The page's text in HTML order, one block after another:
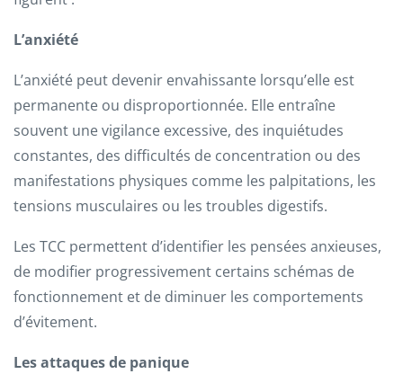
L’anxiété
L’anxiété peut devenir envahissante lorsqu’elle est
permanente ou disproportionnée. Elle entraîne
souvent une vigilance excessive, des inquiétudes
constantes, des difficultés de concentration ou des
manifestations physiques comme les palpitations, les
tensions musculaires ou les troubles digestifs.
Les TCC permettent d’identifier les pensées anxieuses,
de modifier progressivement certains schémas de
fonctionnement et de diminuer les comportements
d’évitement.
Les attaques de panique